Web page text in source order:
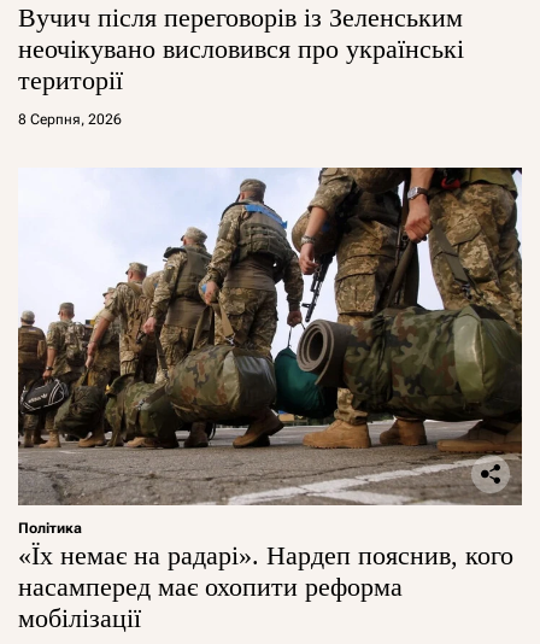
Вучич після переговорів із Зеленським
неочікувано висловився про українські
території
8 Серпня, 2026
Політика
«Їх немає на радарі». Нардеп пояснив, кого
насамперед має охопити реформа
мобілізації